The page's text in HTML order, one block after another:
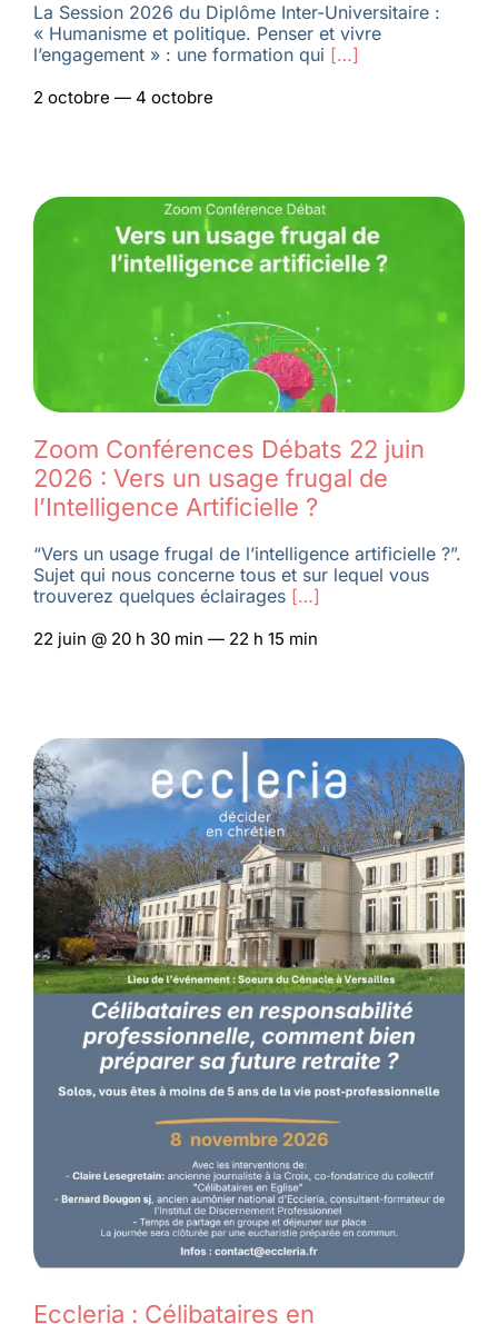
La Session 2026 du Diplôme Inter-Universitaire :
« Humanisme et politique. Penser et vivre
l’engagement » : une formation qui […]
2 octobre — 4 octobre
Zoom Conférences Débats 22 juin
2026 : Vers un usage frugal de
l’Intelligence Artificielle ?
“Vers un usage frugal de l’intelligence artificielle ?”.
Sujet qui nous concerne tous et sur lequel vous
trouverez quelques éclairages[…]
22 juin @ 20 h 30 min — 22 h 15 min
Eccleria : Célibataires en